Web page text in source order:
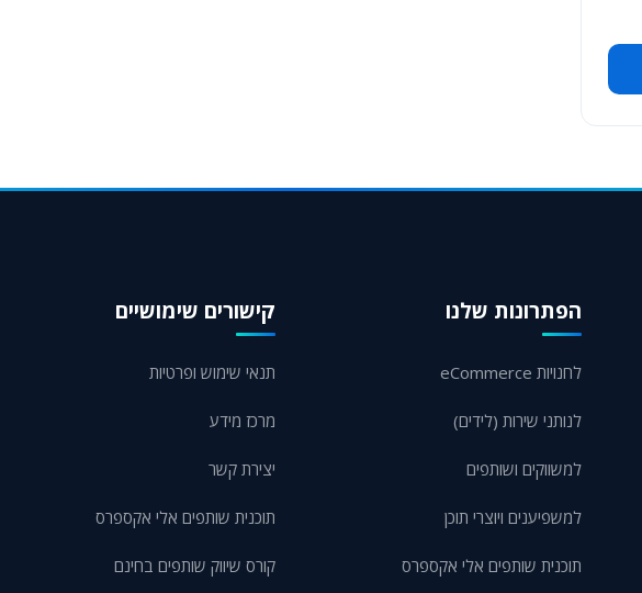
הפתרונות שלנו
לחנויות eCommerce
לנותני שירות (לידים)
למשווקים ושותפים
למשפיענים ויוצרי תוכן
תוכנית שותפים אלי אקספרס
קישורים שימושיים
תנאי שימוש ופרטיות
מרכז מידע
יצירת קשר
תוכנית שותפים אלי אקספרס
קורס שיווק שותפים בחינם